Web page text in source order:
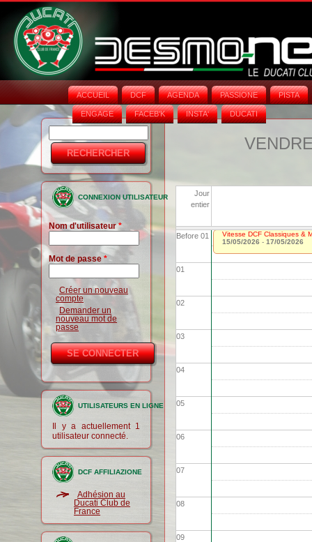
ACCUEIL DCF AGENDA PASSIONE PISTA
ENGAGE FACEB'K INSTA‘ DUCATI
Formulaire
de
recherche
CONNEXION UTILISATEUR
Nom d'utilisateur*
Mot de passe *
Créer un nouveau
compte
Demander un
nouveau mot de
passe
UTILISATEURS EN LIGNE
Il y a actuellement 1
utilisateur connecté.
DCF AFFILIAZIONE
Adhésion au
Ducati Club de
France
Jour
entier
Before 01
01
02
03
04
05
06
07
08
09
Vitesse DCF Classiques &
15/05/2026 - 17/05/2026